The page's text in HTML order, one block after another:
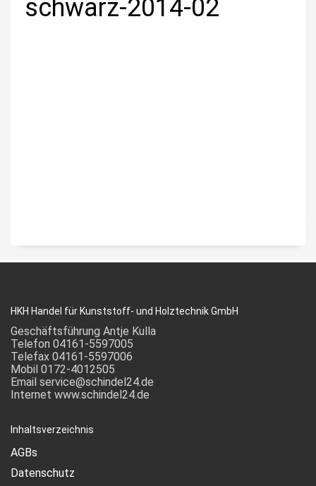
schwarz-2014-02
HKH Handel für Kunststoff- und Holztechnik GmbH
Geschäftsführung Antje Kulla
Telefon 04161-5597005
Telefax 04161-5597006
Mobil 0172-4012505
Email service@schindel24.de
Internet www.schindel24.de
Inhaltsverzeichnis
AGBs
Datenschutz